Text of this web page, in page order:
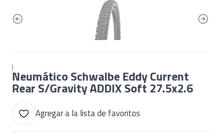
|
Neumático Schwalbe Eddy Current
Rear S/Gravity ADDIX Soft 27.5x2.6
Agregar a la lista de favoritos